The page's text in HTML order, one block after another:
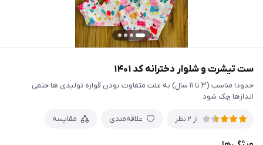
ست تیشرت و شلوار دخترانه کد ۱۴۰۱
حدودا مناسب (۳ تا ۱۱ سال) به علت متفاوت بودن قواره تولیدی ها حتمی
اندازها چک شود
از 2 نظر علاقه‌مندی مقایسه